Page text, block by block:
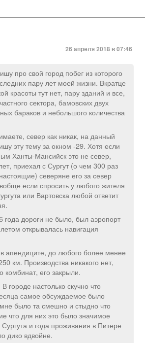
26 апреля 2018 в 07:46
про свой город побег из которого
пару лет моей жизни. Вкратце
красоты тут нет, пару зданий и все,
сектора, бамовских двух
бараков и небольшого количества
север как никак, на данный
эту тему за окном -29. Хотя если
Ханты-Мансийск это не север,
приехал с Сургут (о чем 300 раз
северяне его за север
если спросить у любого жителя
или Вартовска любой ответит
дороги не было, был аэропорт
открывалась навигация
апендиците, до любого более менее
км. Производства никакого нет,
комбинат, его закрыли.
городе настолько скучно что
самое обсуждаемое было
было та смешно и стыдно что
что для них это было значимое
и года проживания в Питере
дико вдвойне.